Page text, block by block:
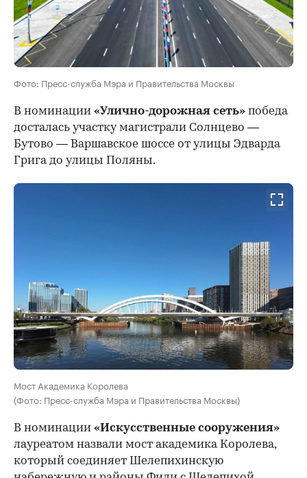
Фото: Пресс-служба Мэра и Правительства Москвы
В номинации «Улично-дорожная сеть» победа
досталась участку магистрали Солнцево —
Бутово — Варшавское шоссе от улицы Эдварда
Грига до улицы Поляны.
Мост Академика Королева
(Фото: Пресс-служба Мэра и Правительства Москвы)
В номинации «Искусственные сооружения»
лауреатом назвали мост академика Королева,
который соединяет Шелепихинскую